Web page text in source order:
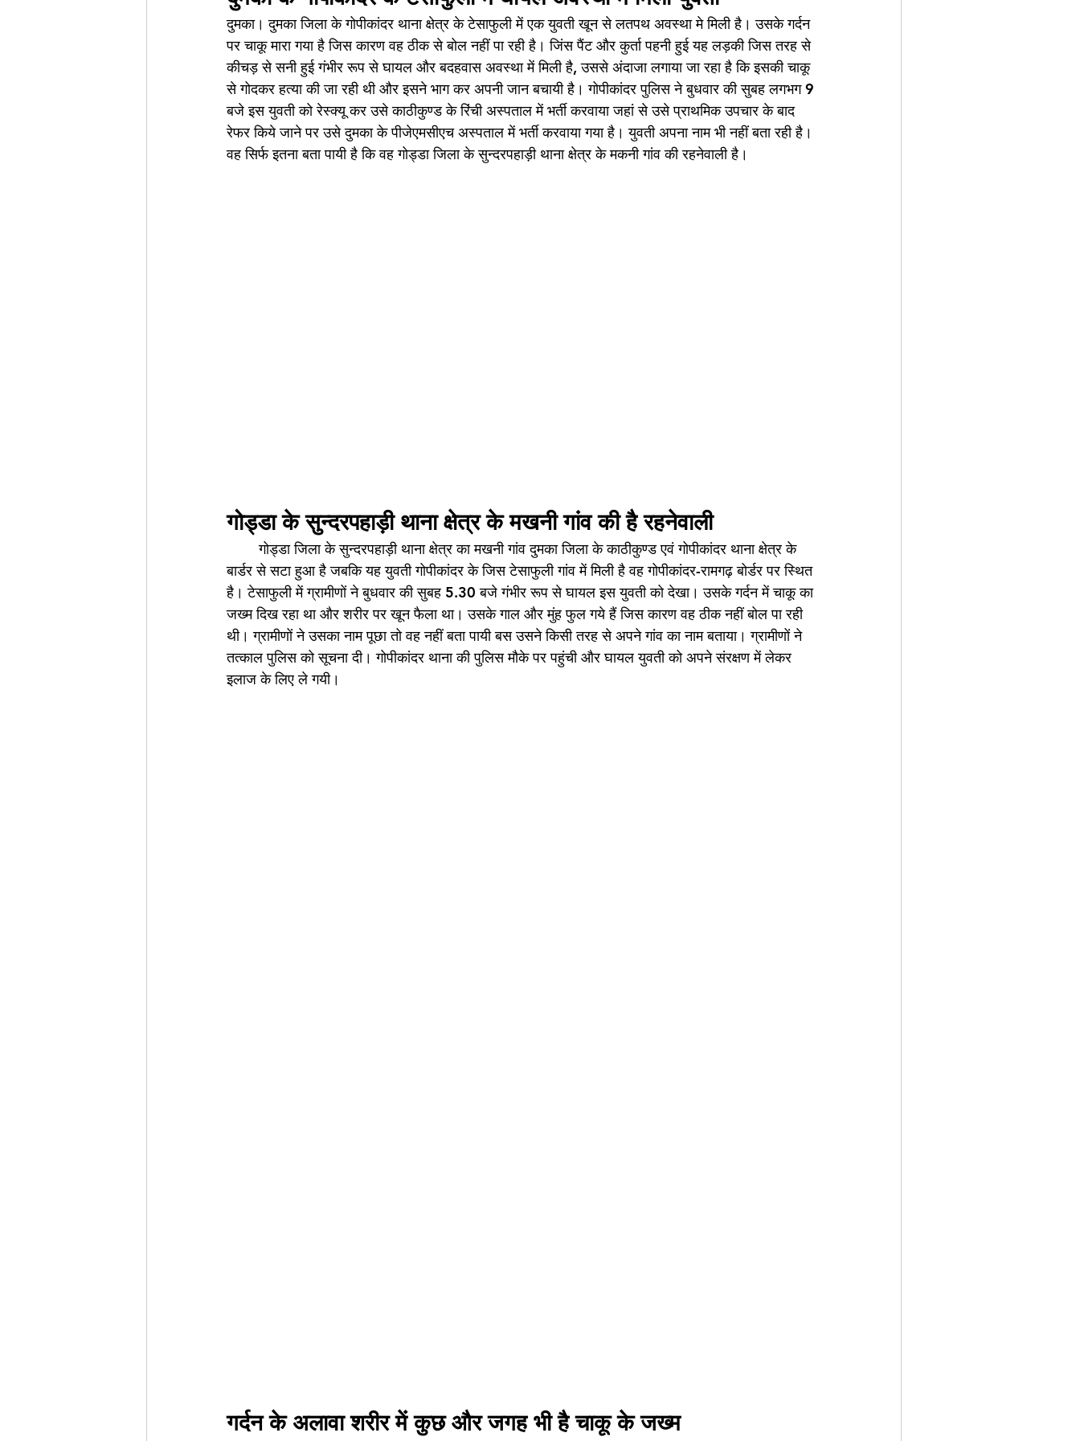
दुमका। दुमका जिला के गोपीकांदर थाना क्षेत्र के टेसाफुली में एक युवती खून से लतपथ अवस्था मे मिली है। उसके गर्दन
पर चाकू मारा गया है जिस कारण वह ठीक से बोल नहीं पा रही है। जिंस पैंट और कुर्ता पहनी हुई यह लड़की जिस तरह से
कीचड़ से सनी हुई गंभीर रूप से घायल और बदहवास अवस्था में मिली है, उससे अंदाजा लगाया जा रहा है कि इसकी चाकू
से गोदकर हत्या की जा रही थी और इसने भाग कर अपनी जान बचायी है। गोपीकांदर पुलिस ने बुधवार की सुबह लगभग 9
बजे इस युवती को रेस्क्यू कर उसे काठीकुण्ड के रिंची अस्पताल में भर्ती करवाया जहां से उसे प्राथमिक उपचार के बाद
रेफर किये जाने पर उसे दुमका के पीजेएमसीएच अस्पताल में भर्ती करवाया गया है। युवती अपना नाम भी नहीं बता रही है।
वह सिर्फ इतना बता पायी है कि वह गोड्डा जिला के सुन्दरपहाड़ी थाना क्षेत्र के मकनी गांव की रहनेवाली है।
गोड्डा के सुन्दरपहाड़ी थाना क्षेत्र के मखनी गांव की है रहनेवाली
	गोड्डा जिला के सुन्दरपहाड़ी थाना क्षेत्र का मखनी गांव दुमका जिला के काठीकुण्ड एवं गोपीकांदर थाना क्षेत्र के
बार्डर से सटा हुआ है जबकि यह युवती गोपीकांदर के जिस टेसाफुली गांव में मिली है वह गोपीकांदर-रामगढ़ बोर्डर पर स्थित
है। टेसाफुली में ग्रामीणों ने बुधवार की सुबह 5.30 बजे गंभीर रूप से घायल इस युवती को देखा। उसके गर्दन में चाकू का
जख्म दिख रहा था और शरीर पर खून फैला था। उसके गाल और मुंह फुल गये हैं जिस कारण वह ठीक नहीं बोल पा रही
थी। ग्रामीणों ने उसका नाम पूछा तो वह नहीं बता पायी बस उसने किसी तरह से अपने गांव का नाम बताया। ग्रामीणों ने
तत्काल पुलिस को सूचना दी। गोपीकांदर थाना की पुलिस मौके पर पहुंची और घायल युवती को अपने संरक्षण में लेकर
इलाज के लिए ले गयी।
गर्दन के अलावा शरीर में कुछ और जगह भी है चाकू के जख्म